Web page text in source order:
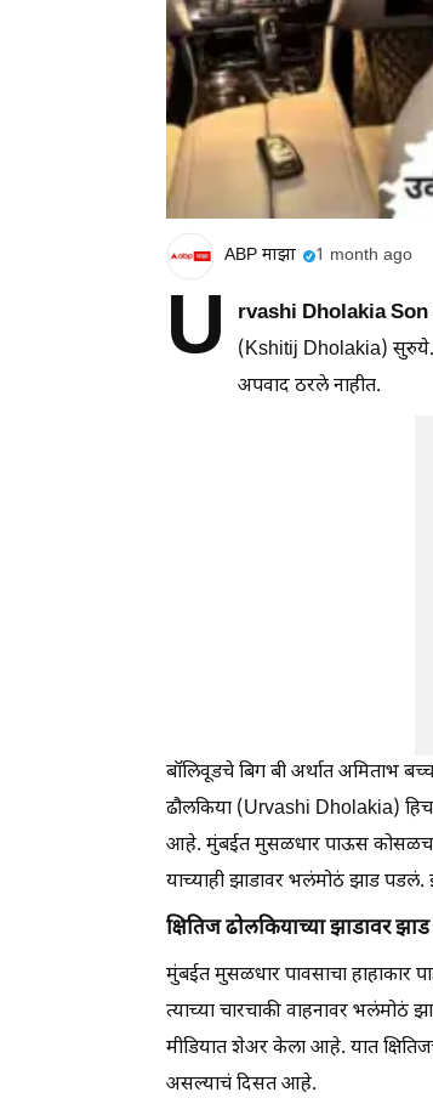
ABP माझा 1 month ago
U rvashi Dholakia
(Kshitij Dholakia) सुरुये.
अपवाद ठरले नाहीत.
बॉलिवूडचे बिग बी अर्थात अमिताभ
ढौलकिया (Urvashi Dholakia)
आहे. मुंबईत मुसळधार पाऊस कोसळच
याच्याही झाडावर भलंमोठं झाड
क्षितिज ढोलकियाच्या
मुंबईत मुसळधार पावसाचा हाहाकार
त्याच्या चारचाकी वाहनावर
मीडियात शेअर केला आहे. यात
असल्याचं दिसत आहे.